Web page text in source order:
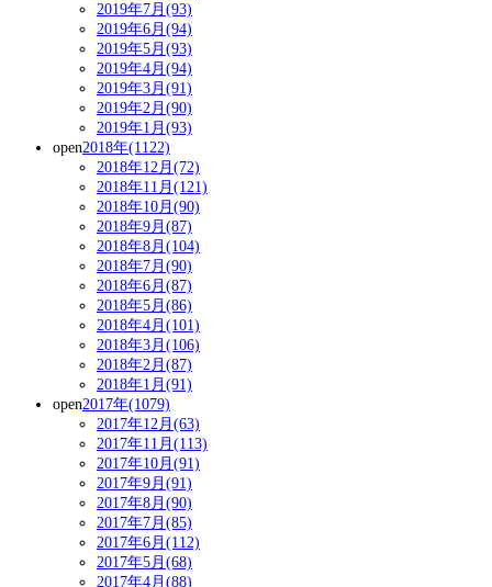
2019年7月(93)
2019年6月(94)
2019年5月(93)
2019年4月(94)
2019年3月(91)
2019年2月(90)
2019年1月(93)
open2018年(1122)
2018年12月(72)
2018年11月(121)
2018年10月(90)
2018年9月(87)
2018年8月(104)
2018年7月(90)
2018年6月(87)
2018年5月(86)
2018年4月(101)
2018年3月(106)
2018年2月(87)
2018年1月(91)
open2017年(1079)
2017年12月(63)
2017年11月(113)
2017年10月(91)
2017年9月(91)
2017年8月(90)
2017年7月(85)
2017年6月(112)
2017年5月(68)
2017年4月(88)